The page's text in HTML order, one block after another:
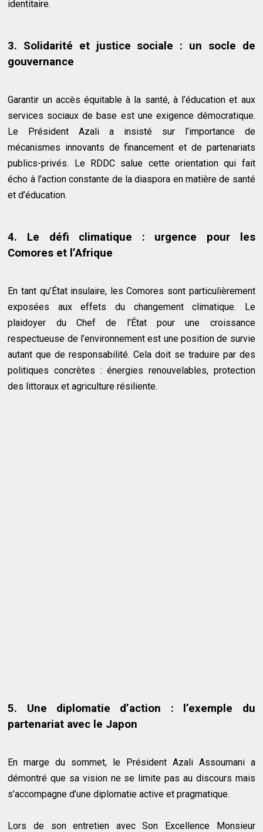
identitaire.
3. Solidarité et justice sociale : un socle de
gouvernance
Garantir un accès équitable à la santé, à l’éducation et aux
services sociaux de base est une exigence démocratique.
Le Président Azali a insisté sur l’importance de
mécanismes innovants de financement et de partenariats
publics-privés. Le RDDC salue cette orientation qui fait
écho à l’action constante de la diaspora en matière de santé
et d’éducation.
4. Le défi climatique : urgence pour les
Comores et l’Afrique
En tant qu’État insulaire, les Comores sont particulièrement
exposées aux effets du changement climatique. Le
plaidoyer du Chef de l’État pour une croissance
respectueuse de l’environnement est une position de survie
autant que de responsabilité. Cela doit se traduire par des
politiques concrètes : énergies renouvelables, protection
des littoraux et agriculture résiliente.
5. Une diplomatie d’action : l’exemple du
partenariat avec le Japon
En marge du sommet, le Président Azali Assoumani a
démontré que sa vision ne se limite pas au discours mais
s’accompagne d’une diplomatie active et pragmatique.
Lors de son entretien avec Son Excellence Monsieur